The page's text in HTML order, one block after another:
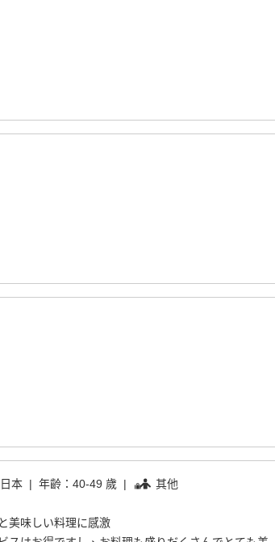
日本 | 年齡：40-49 歲 | 其他
美味しい料理に感激